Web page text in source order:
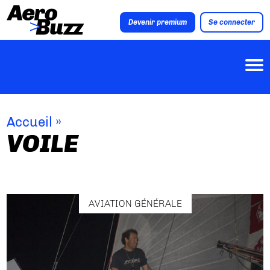
Devenir premium Se connecter
Accueil »
VOILE
AVIATION GÉNÉRALE